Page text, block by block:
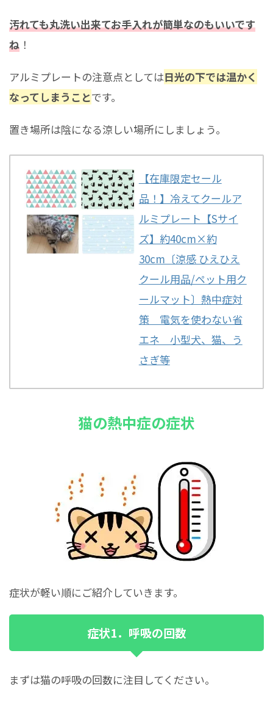
汚れても丸洗い出来てお手入れが簡単なのもいいです
ね ！
アルミプレートの注意点としては日光の下では温かく
なってしまうことです。
置き場所は陰になる涼しい場所にしましょう。
【在庫限定セール
品！】冷えてクールア
ルミプレート【Sサイ
ズ】約40cm×約
30cm〔涼感 ひえひえ
クール用品/ペット用ク
ールマット〕熱中症対
策 電気を使わない省
エネ 小型犬、猫、う
さぎ等
猫の熱中症の症状
症状が軽い順にご紹介していきます。
症状1．呼吸の回数
まずは猫の呼吸の回数に注目してください。